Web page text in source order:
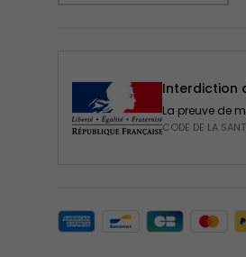
Interdiction
La preuve de
CODE DE LA
Moyens de paiement acceptés